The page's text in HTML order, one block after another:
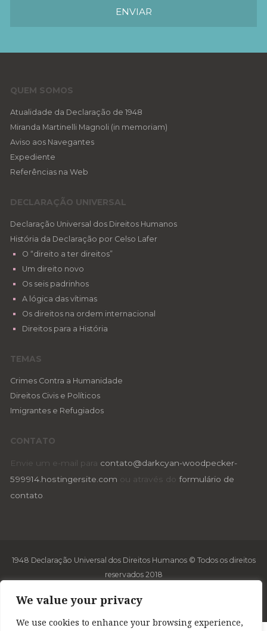
We value your privacy
We use cookies to enhance your browsing experience,
QUEM SOMOS
Atualidade da Declaração de 1948
Miranda Martinelli Magnoli (in memoriam)
Aviso aos Navegantes
Expediente
Referências na Web
DECLARAÇÃO UNIVERSAL
Declaração Universal dos Direitos Humanos
História da Declaração por Celso Lafer
O “direito a ter direitos”
Um direito novo
Os seis padrinhos
A lógica das vítimas
Os direitos na ordem internacional
Direitos para a História
TEMAS
Crimes Contra a Humanidade
Direitos Civis e Políticos
Imigrantes e Refugiados
CONTATO
Envie um e-mail para contato@darkcyan-woodpecker-
599914.hostingersite.com ou através do formulário de
contato
1948 Declaração Universal dos Direitos Humanos © Todos os direitos
reservados 2018
Desenvolvido por